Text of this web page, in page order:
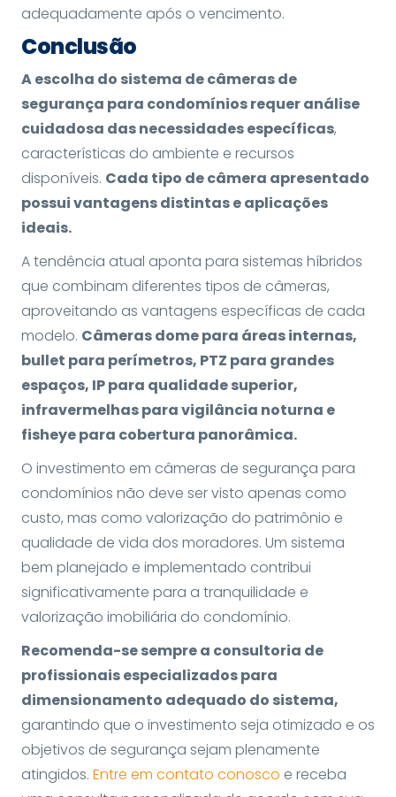
adequadamente após o vencimento.
Conclusão
A escolha do sistema de câmeras de
segurança para condomínios requer análise
cuidadosa das necessidades específicas,
características do ambiente e recursos
disponíveis. Cada tipo de câmera apresentado
possui vantagens distintas e aplicações
ideais.
A tendência atual aponta para sistemas híbridos
que combinam diferentes tipos de câmeras,
aproveitando as vantagens específicas de cada
modelo. Câmeras dome para áreas internas,
bullet para perímetros, PTZ para grandes
espaços, IP para qualidade superior,
infravermelhas para vigilância noturna e
fisheye para cobertura panorâmica.
O investimento em câmeras de segurança para
condomínios não deve ser visto apenas como
custo, mas como valorização do patrimônio e
qualidade de vida dos moradores. Um sistema
bem planejado e implementado contribui
significativamente para a tranquilidade e
valorização imobiliária do condomínio.
Recomenda-se sempre a consultoria de
profissionais especializados para
dimensionamento adequado do sistema,
garantindo que o investimento seja otimizado e os
objetivos de segurança sejam plenamente
atingidos. Entre em contato conosco e receba